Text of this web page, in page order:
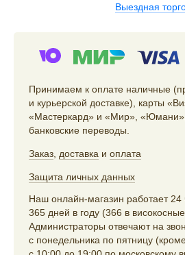
Выездная
Принимаем к оплате наличные
и курьерской доставке), карты
«Мастеркард» и «Мир»,
банковские переводы.
Заказ, доставка и оплата
Защита личных данных
Наш онлайн-магазин работает 24
365 дней в году (366 в
Администраторы отвечают на
с понедельника по пятницу